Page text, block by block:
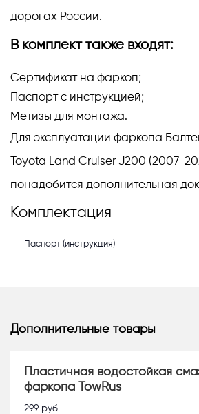
дорогах России.
В комплект также входят:
Сертификат на фаркоп;
Паспорт с инструкцией;
Метизы для монтажа.
Для эксплуатации фаркопа
Toyota Land Cruiser J200 (2007-
понадобится дополнительная
Комплектация
Паспорт (инструкция)
Дополнительные товары
Пластичная водостойкая
фаркопа TowRus
299 руб